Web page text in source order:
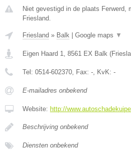
Niet gevestigd in de plaats Ferwerd,
Friesland.
Friesland » Balk Google maps ▼
Eigen Haard 1, 8561 EX Balk (
Tel: 0514-602370, Fax: -, KvK: -
E-mailadres onbekend
Website: http://
Beschrijving onbekend
Diensten onbekend